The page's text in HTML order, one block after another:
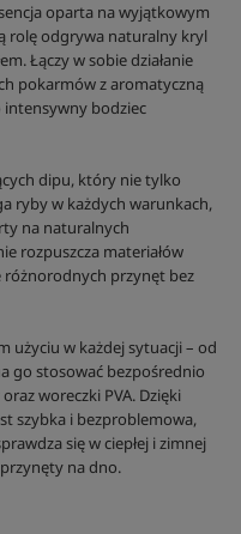
oparta na wyjątkowym
rolę odgrywa naturalny kryl
Łączy w sobie działanie
pokarmów z aromatyczną
bodziec
dipu, który nie tylko
ryby w każdych warunkach,
na naturalnych
rozpuszcza materiałów
różnorodnych przynęt bez
użyciu w każdej sytuacji – od
go stosować bezpośrednio
woreczki PVA. Dzięki
szybka i bezproblemowa,
się w ciepłej i zimnej
na dno.